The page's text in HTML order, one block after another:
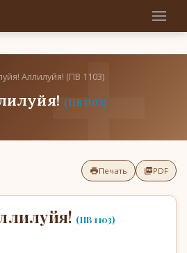
Аллилуйя! (ПВ 1103)
(ПВ 1103)
Печать PDF
(ПВ 1103)